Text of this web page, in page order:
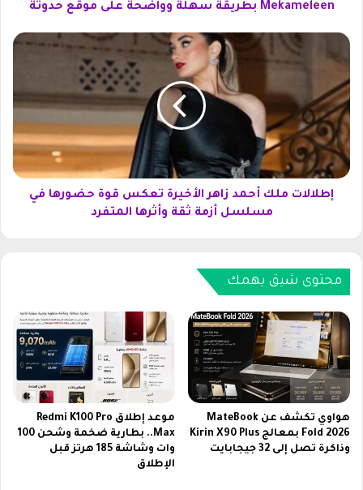
ي
ل
ج
د
ي
د
2
ط
و
ت
ث
ب
ي
ت
ق
Mekameleen بطريقة سهلة وواضحة على موقع حدوتة
إ
ط
ا
ل
ا
ت
م
ل
ا
ه
ر
خ
ي
ر
ة
إطلالات ملك أحمد زاهر الأخيرة تعكس قوة حضورها في
مسلسل أزمة ثقة وأثرها المتفرد
محتوى شيق يهمك
هواوي تكشف عن MateBook
Fold 2026 بمعالج Kirin X90 Plus
وذاكرة تصل إلى 32 جيجابايت
موعد إطلاق Redmi K100 Pro
Max.. بطارية ضخمة وشحن 100
وات وشاشة 185 هرتز قبل
الإطلاق